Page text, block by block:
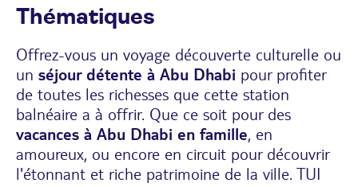
Thématiques
Offrez-vous un voyage découverte culturelle ou
un séjour détente à Abu Dhabi pour profiter
de toutes les richesses que cette station
balnéaire a à offrir. Que ce soit pour des
vacances à Abu Dhabi en famille, en
amoureux, ou encore en circuit pour découvrir
l'étonnant et riche patrimoine de la ville. TUI